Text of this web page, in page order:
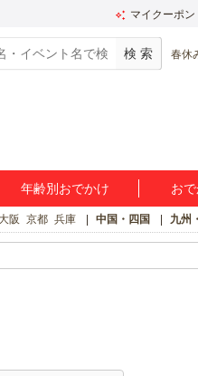
マイクーポン
春休
年齢別おでかけ お
大阪 京都 兵庫 中国・四国 九州